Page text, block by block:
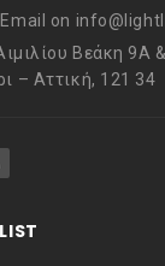
on
Βεάκη 9Α
– Αττική, 121 34